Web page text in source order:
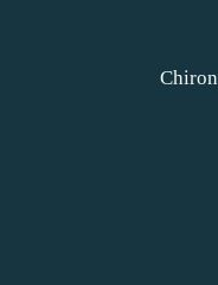
Chiron